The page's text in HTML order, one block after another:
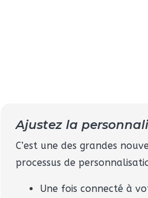
Ajustez la
C’est une des grandes
processus de
Une fois connecté à